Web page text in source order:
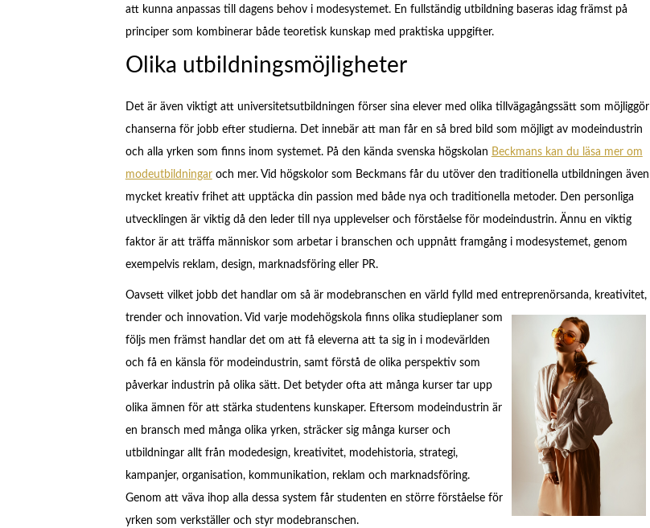
att kunna anpassas till dagens behov i modesystemet. En fullständig utbildning baseras idag främst på
principer som kombinerar både teoretisk kunskap med praktiska uppgifter.
Olika utbildningsmöjligheter
Det är även viktigt att universitetsutbildningen förser sina elever med olika tillvägagångssätt som möjliggör
chanserna för jobb efter studierna. Det innebär att man får en så bred bild som möjligt av modeindustrin
och alla yrken som finns inom systemet. På den kända svenska högskolan Beckmans kan du läsa mer om
modeutbildningaroch mer. Vid högskolor som Beckmans får du utöver den traditionella utbildningen även
mycket kreativ frihet att upptäcka din passion med både nya och traditionella metoder. Den personliga
utvecklingen är viktig då den leder till nya upplevelser och förståelse för modeindustrin. Ännu en viktig
faktor är att träffa människor som arbetar i branschen och uppnått framgång i modesystemet, genom
exempelvis reklam, design, marknadsföring eller PR.
Oavsett vilket jobb det handlar om så är modebranschen en värld fylld med entreprenörsanda, kreativitet,
trender och innovation. Vid varje modehögskola finns olika studieplaner som
följs men främst handlar det om att få eleverna att ta sig in i modevärlden
och få en känsla för modeindustrin, samt förstå de olika perspektiv som
påverkar industrin på olika sätt. Det betyder ofta att många kurser tar upp
olika ämnen för att stärka studentens kunskaper. Eftersom modeindustrin är
en bransch med många olika yrken, sträcker sig många kurser och
utbildningar allt från modedesign, kreativitet, modehistoria, strategi,
kampanjer, organisation, kommunikation, reklam och marknadsföring.
Genom att väva ihop alla dessa system får studenten en större förståelse för
yrken som verkställer och styr modebranschen.